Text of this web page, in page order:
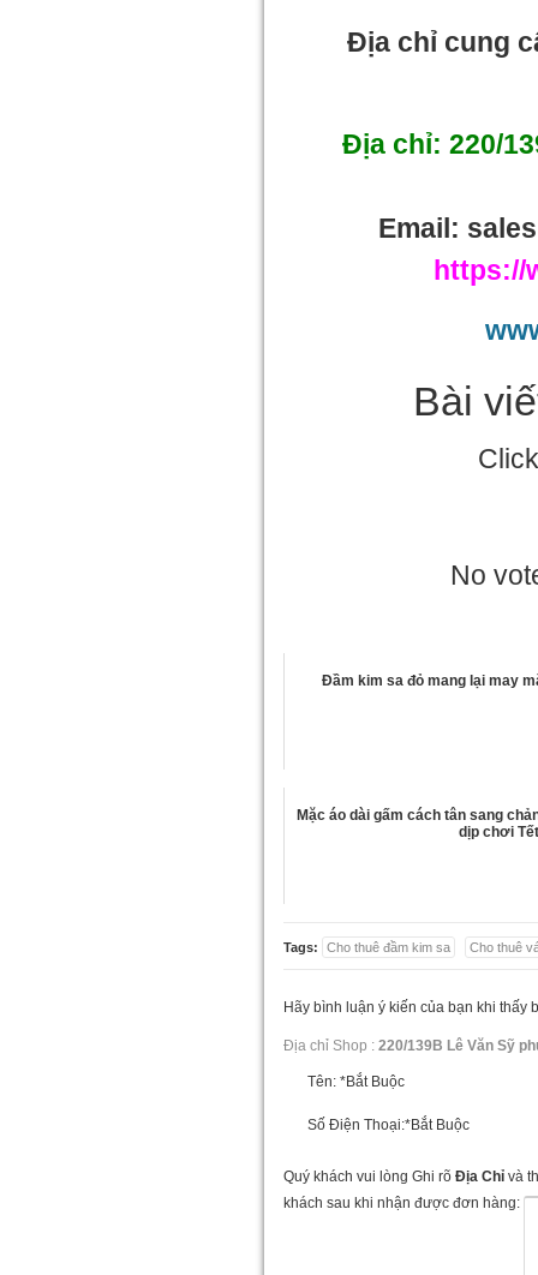
Địa chỉ cung
Địa chỉ: 220/
Email:
https://
Bài
No
Đầm kim sa đỏ mang lại may
Mặc áo dài gấm cách tân sang
dịp chơi Tết
Tags: Cho thuê đầm kim sa Cho thuê
Hãy bình luận ý kiến của bạn khi thấy
Địa chỉ Shop : 220/139B Lê Văn Sỹ
Tên: *Bắt Buộc
Số Điện Thoại:*Bắt Buộc
Quý khách vui lòng Ghi rõ Địa Chỉ và
khách sau khi nhận được đơn hàng: